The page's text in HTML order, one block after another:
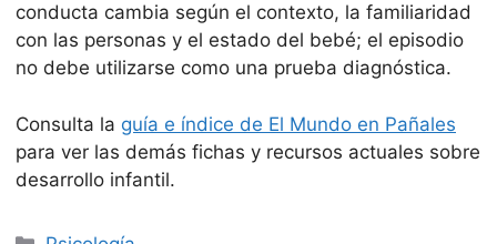
conducta cambia según el contexto, la familiaridad
con las personas y el estado del bebé; el episodio
no debe utilizarse como una prueba diagnóstica.
Consulta la guía e índice de El Mundo en Pañales
para ver las demás fichas y recursos actuales sobre
desarrollo infantil.